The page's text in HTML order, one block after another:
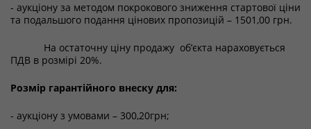
- аукціону за методом покрокового зниження стартової ціни
та подальшого подання цінових пропозицій – 1501,00 грн.
На остаточну ціну продажу об’єкта нараховується
ПДВ в розмірі 20%.
Розмір гарантійного внеску для:
- аукціону з умовами – 300,20грн;